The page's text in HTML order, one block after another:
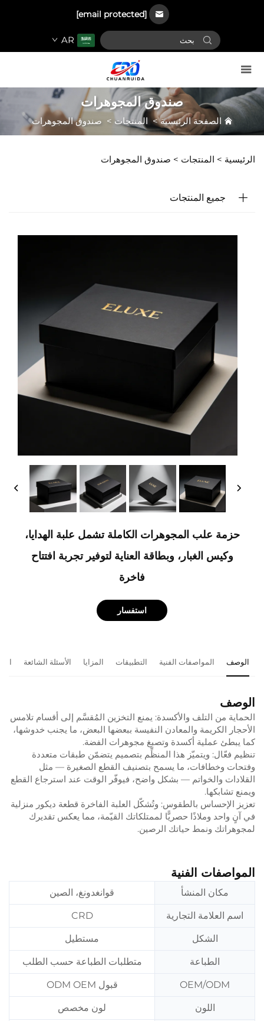
[email protected]
AR
صندوق المجوهرات
الصفحة الرئيسية> المنتجات > صندوق المجوهرات
الرئيسية > المنتجات > صندوق المجوهرات
جميع المنتجات
حزمة علب المجوهرات الكاملة تشمل علبة الهدايا،
وكيس الغبار، وبطاقة العناية لتوفير تجربة افتتاح
فاخرة
استفسار
الوصف المواصفات الفنية التطبيقات المزايا الأسئلة الشائعة
الوصف
الحماية من التلف والأكسدة: يمنع التخزين المُقسَّم إلى أقسام تلامس
الأحجار الكريمة والمعادن النفيسة ببعضها البعض، ما يجنب خدوشها،
كما يبطئ عملية أكسدة وتصبغ مجوهرات الفضة.
تنظيم فعّال: ويتميّز هذا المنظِّم بتصميم يتضمّن طبقات متعددة
وفتحات وخطافات، ما يسمح بتصنيف القطع الصغيرة — مثل
القلادات والخواتم — بشكل واضح، فيوفّر الوقت عند استرجاع القطع
ويمنع تشابكها.
تعزيز الإحساس بالطقوس: وتُشكّل العلبة الفاخرة قطعة ديكور منزلية
في آنٍ واحد وملاذًا حصريًّا لممتلكاتك القيّمة، مما يعكس تقديرك
لمجوهراتك ونمط حياتك الرصين.
المواصفات الفنية
مكان المنشأ قوانغدونغ، الصين
اسم العلامة التجارية CRD
الشكل مستطيل
الطباعة متطلبات الطباعة حسب الطلب
OEM/ODM قبول ODM OEM
اللون لون مخصص